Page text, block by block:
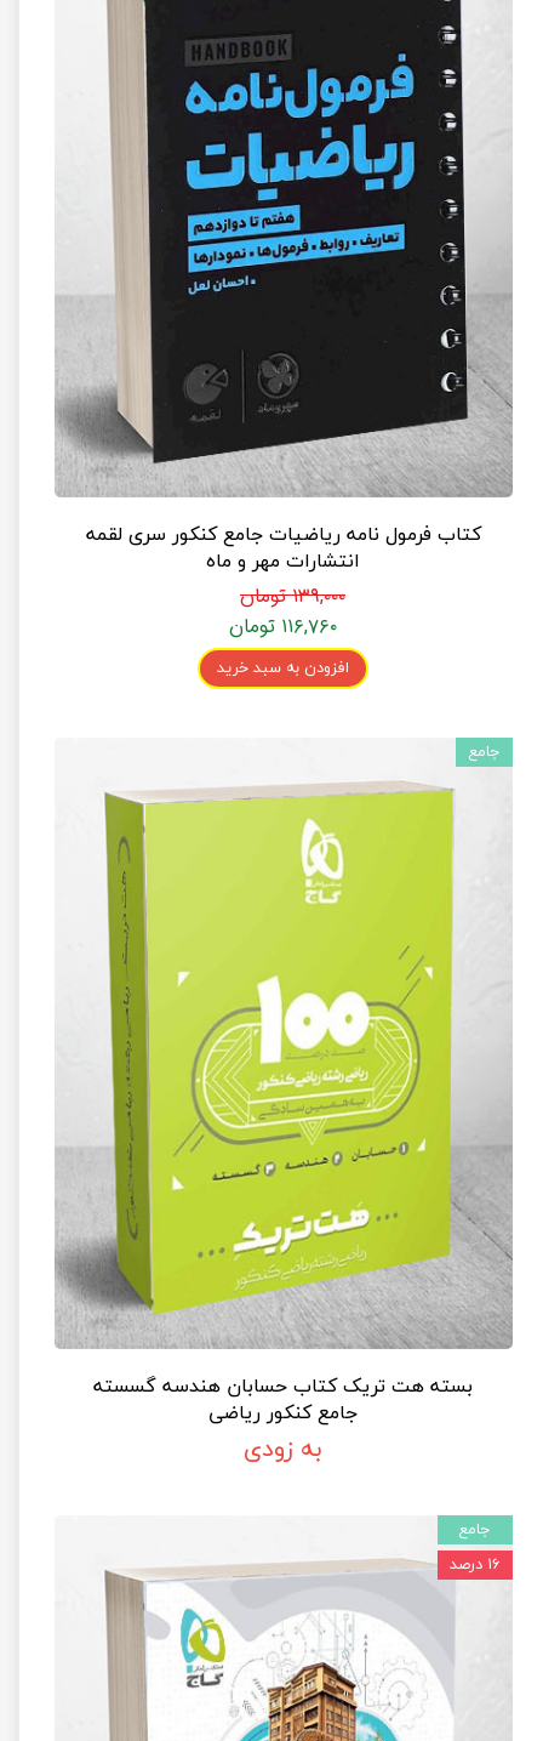
کتاب فرمول نامه ریاضیات جامع کنکور سری لقمه
انتشارات مهر و ماه
۱۳۹,۰۰۰ تومان
۱۱۶,۷۶۰ تومان
افزودن به سبد خرید
بسته هت تریک کتاب حسابان هندسه گسسته
جامع کنکور ریاضی
به زودی
جامع
جامع
۱۶ درصد